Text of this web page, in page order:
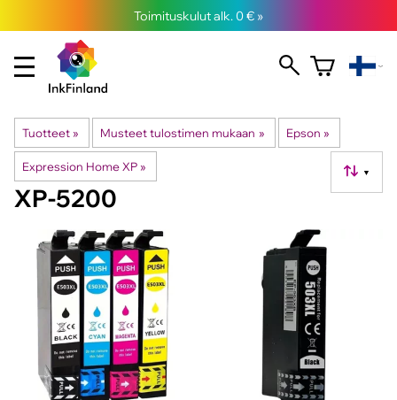
Toimituskulut alk. 0 € »
Tuotteet ‪» Musteet tulostimen mukaan ‪» Epson ‪»
Expression Home XP ‪» ▼
XP-5200